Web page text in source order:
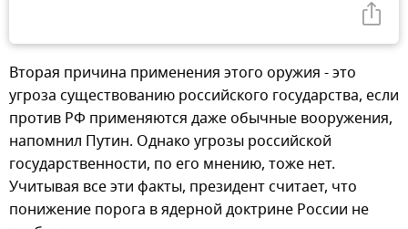
Вторая причина применения этого оружия - это
угроза существованию российского государства, если
против РФ применяются даже обычные вооружения,
напомнил Путин. Однако угрозы российской
государственности, по его мнению, тоже нет.
Учитывая все эти факты, президент считает, что
понижение порога в ядерной доктрине России не